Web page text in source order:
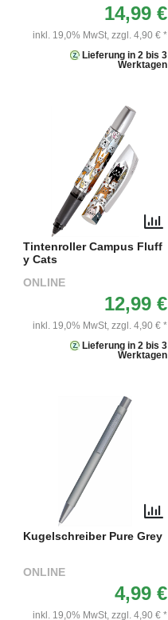
14,99 €
inkl. 19,0% MwSt, zzgl. 4,90 € *
Lieferung in 2 bis 3
Werktagen
Tintenroller Campus Fluff
y Cats
ONLINE
12,99 €
inkl. 19,0% MwSt, zzgl. 4,90 € *
Lieferung in 2 bis 3
Werktagen
Kugelschreiber Pure Grey
ONLINE
4,99 €
inkl. 19,0% MwSt, zzgl. 4,90 € *